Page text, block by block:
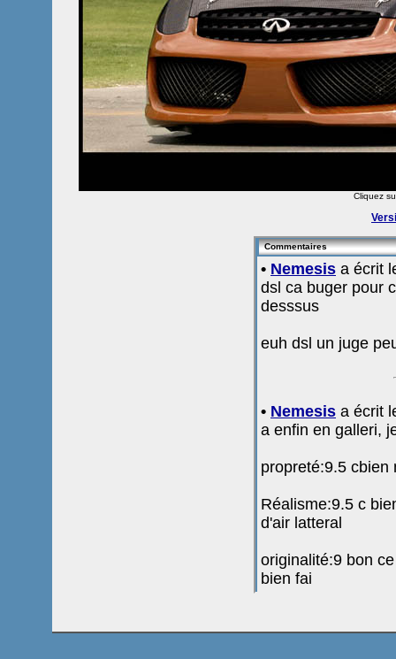
Cliquez